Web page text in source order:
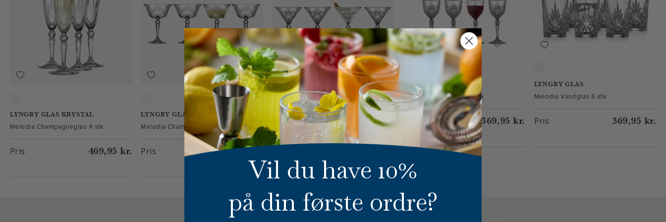
Clear
LYNGBY GLAS KRYSTAL
Melodia Champagneglas 4 stk.
Pris 469,95 kr.
Klar
LYNGBY GLAS KRYSTAL
Melodia Champagneskål 4 stk.
Pris 469,95 kr.
Klar
LYNGBY GLAS KRYSTAL
Melodia Cocktailglas 4 stk.
LYNGBY GLAS
Melodia Portvinsglas 4 stk.
369,95 kr.
LYNGBY GLAS
Melodia Vandglas 6 stk.
Pris 369,95 kr.
Vil du have 10%
på din første ordre?